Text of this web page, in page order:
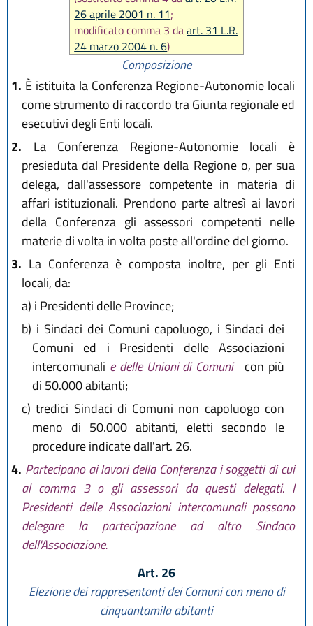
26 aprile 2001 n. 11;
modificato comma 3 daart. 31 L.R.
24 marzo 2004 n. 6)
Composizione
1. È istituita la Conferenza Regione-Autonomie locali
come strumento di raccordo tra Giunta regionale ed
esecutivi degli Enti locali.
2. La Conferenza Regione-Autonomie locali è
presieduta dal Presidente della Regione o, per sua
delega, dall'assessore competente in materia di
affari istituzionali. Prendono parte altresì ai lavori
della Conferenza gli assessori competenti nelle
materie di volta in volta poste all'ordine del giorno.
3. La Conferenza è composta inoltre, per gli Enti
locali, da:
a) i Presidenti delle Province;
b) i Sindaci dei Comuni capoluogo, i Sindaci dei
Comuni ed i Presidenti delle Associazioni
intercomunali e delle Unioni di Comuni
con più
di 50.000 abitanti;
c) tredici Sindaci di Comuni non capoluogo con
meno di 50.000 abitanti, eletti secondo le
procedure indicate dall'art. 26.
4. Partecipano ai lavori della Conferenza i soggetti di cui
al comma 3 o gli assessori da questi delegati. I
Presidenti delle Associazioni intercomunali possono
delegare la partecipazione ad altro Sindaco
dell'Associazione.
Art. 26
Elezione dei rappresentanti dei Comuni con meno di
cinquantamila abitanti